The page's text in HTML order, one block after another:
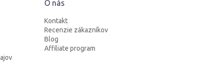
O nás
Kontakt
Recenzie zákazníkov
Blog
Affiliate program